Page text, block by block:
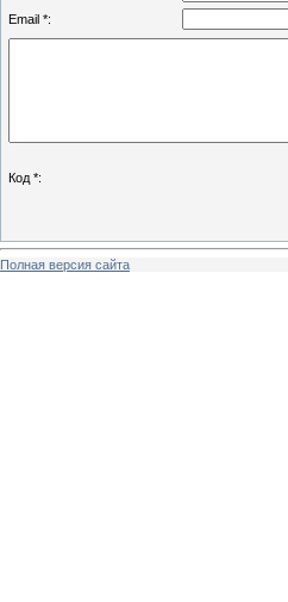
Email *:
Код *:
Полная версия сайта